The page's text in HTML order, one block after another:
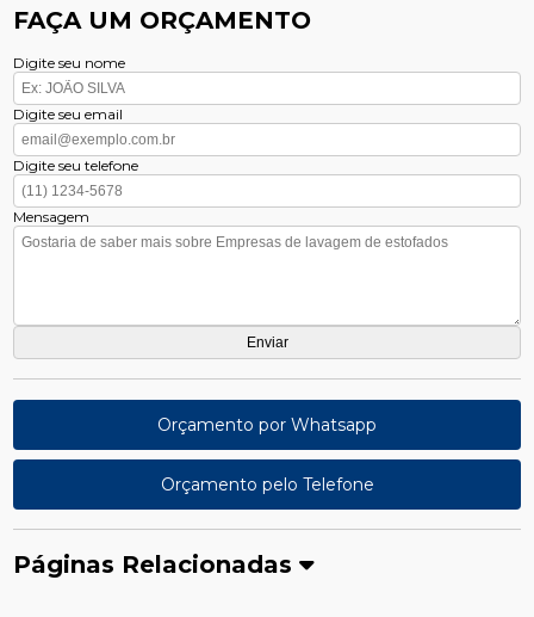
FAÇA UM ORÇAMENTO
Digite seu nome
Digite seu email
Digite seu telefone
Mensagem
Orçamento por Whatsapp
Orçamento pelo Telefone
Páginas Relacionadas